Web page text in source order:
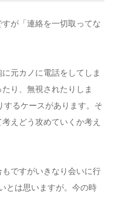
が「連絡を一切取ってな
元カノに電話をしてしま
り、無視されたりしま
するケースがあります。そ
えどう攻めていくか考え
ですがいきなり会いに行
とは思いますが。今の時